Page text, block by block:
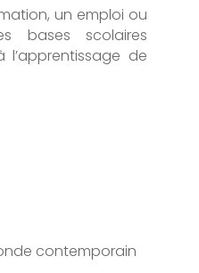
un emploi ou
bases scolaires
de
contemporain